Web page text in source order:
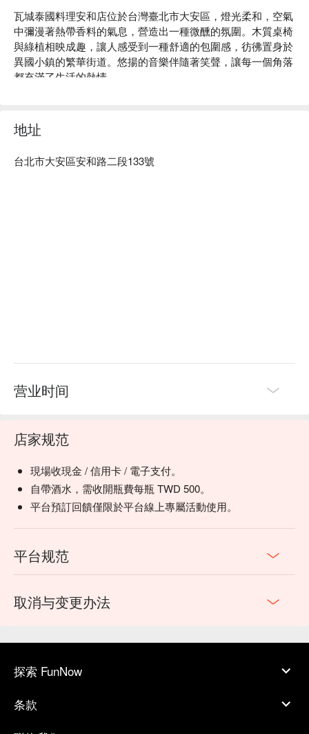
瓦城泰國料理安和店位於台灣臺北市大安區，燈光柔和，空氣
中彌漫著熱帶香料的氣息，營造出一種微醺的氛圍。木質桌椅
與綠植相映成趣，讓人感受到一種舒適的包圍感，彷彿置身於
異國小鎮的繁華街道。悠揚的音樂伴隨著笑聲，讓每一個角落
都充滿了生活的熱情。
式咖哩雞以及泰國奶茶，成為提升這場聚會或用餐體驗的完美
催化劑。每道菜餚都為這個充滿活力的空間增添了更多的魅力
🍽️ 口碑必點
【素炒高麗菜】高麗菜鮮甜，口感清脆
【泰國奶茶】濃郁香甜，奶香四溢
💡 未成年請勿飲酒；禁止酒駕
地址
台北市大安區安和路二段133號
营业时间
店家规范
現場收現金 / 信用卡 / 電子支付。
自帶酒水，需收開瓶費每瓶 TWD 500。
平台預訂回饋僅限於平台線上專屬活動使用。
平台规范
取消与变更办法
探索 FunNow
条款